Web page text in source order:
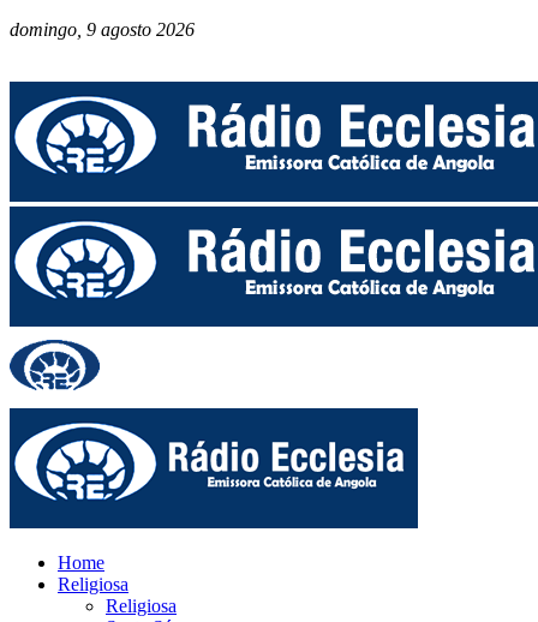
domingo, 9 agosto 2026
Home
Religiosa
Religiosa